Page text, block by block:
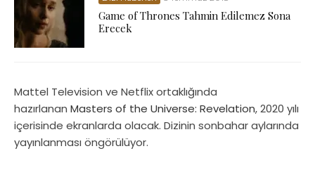
Game of Thrones Tahmin Edilemez Sona
Erecek
Mattel Television ve Netflix ortaklığında
hazırlanan Masters of the Universe: Revelation, 2020 yılı
içerisinde ekranlarda olacak. Dizinin sonbahar aylarında
yayınlanması öngörülüyor.